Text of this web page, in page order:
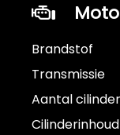
Brandstof
Transmissie
Aantal
Cilinderinhoud